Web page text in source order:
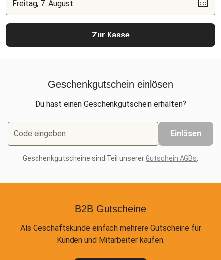
Zur Kasse
Geschenkgutschein einlösen
Du hast einen Geschenkgutschein erhalten?
Code eingeben Einlösen
Geschenkgutscheine sind Teil unsererGutschein AGBs
B2B Gutscheine
Als Geschäftskunde einfach mehrere Gutscheine für
Kunden und Mitarbeiter kaufen.